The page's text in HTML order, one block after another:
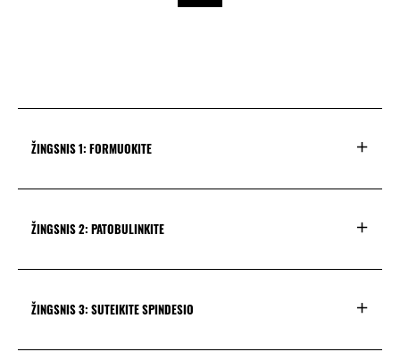
ŽINGSNIS 1: FORMUOKITE
ŽINGSNIS 2: PATOBULINKITE
ŽINGSNIS 3: SUTEIKITE SPINDESIO